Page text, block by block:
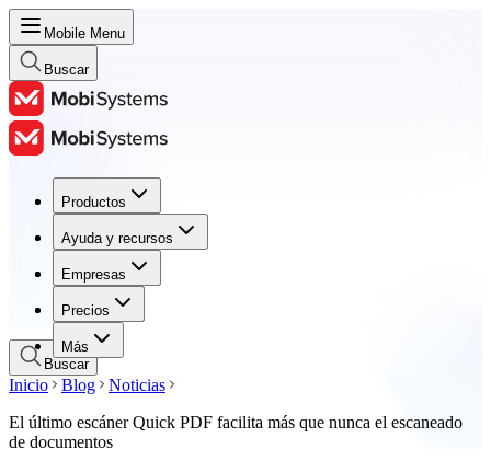
Mobile Menu
Buscar
Productos
Ayuda y recursos
Empresas
Precios
Más
Productos
Ayuda y recursos
Empresas
Precios
Buscar
Inicio Blog
Noticias
El último escáner Quick PDF facilita más que nunca el escaneado
de documentos